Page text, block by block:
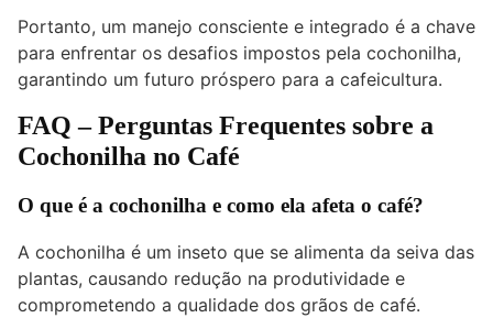
Portanto, um manejo consciente e integrado é a chave
para enfrentar os desafios impostos pela cochonilha,
garantindo um futuro próspero para a cafeicultura.
FAQ – Perguntas Frequentes sobre a
Cochonilha no Café
O que é a cochonilha e como ela afeta o café?
A cochonilha é um inseto que se alimenta da seiva das
plantas, causando redução na produtividade e
comprometendo a qualidade dos grãos de café.